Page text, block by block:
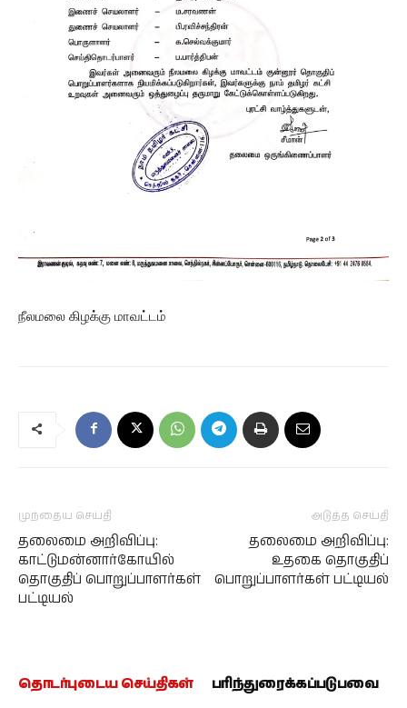
நீலமலை கிழக்கு மாவட்டம்
முந்தைய செய்தி
தலைமை அறிவிப்பு:
காட்டுமன்னார்கோயில்
தொகுதிப் பொறுப்பாளர்கள்
பட்டியல்
அடுத்த செய்தி
தலைமை அறிவிப்பு:
உதகை தொகுதிப்
பொறுப்பாளர்கள் பட்டியல்
தொடர்புடைய செய்திகள் பரிந்துரைக்கப்படுபவை